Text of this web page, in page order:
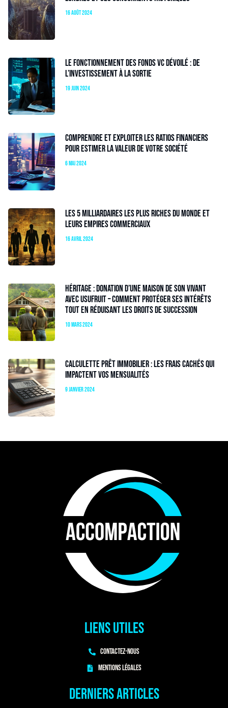
16 août 2024
Le fonctionnement des fonds VC dévoilé : de
l’investissement à la sortie
19 juin 2024
Comprendre et exploiter les ratios financiers
pour estimer la valeur de votre société
6 mai 2024
Les 5 milliardaires les plus riches du monde et
leurs empires commerciaux
16 avril 2024
Héritage : donation d’une maison de son vivant
avec usufruit – Comment protéger ses intérêts
tout en réduisant les droits de succession
10 mars 2024
Calculette prêt immobilier : les frais cachés qui
impactent vos mensualités
9 janvier 2024
Liens utiles
Contactez-nous
Mentions légales
Derniers articles